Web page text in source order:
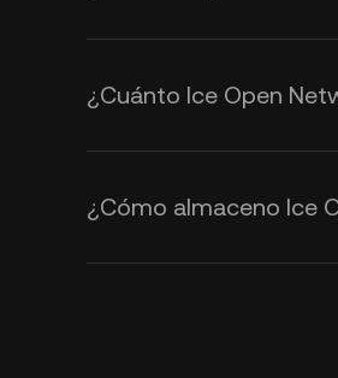
¿Cuánto Ice Open
¿Cómo almaceno Ice